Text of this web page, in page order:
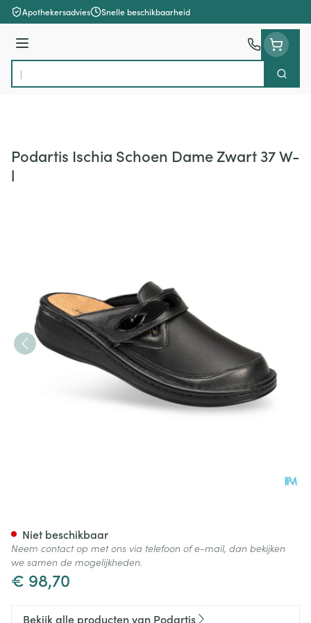
Ga naar de inhoud
Apothekersadvies Snelle beschikbaarheid
Menu
Product, merk, categorie...
Zoek
Podartis Ischia Schoen Dame Zwart 37 W-
l
€ 98,70
Niet beschikbaar
Neem contact op met ons via telefoon of e-mail, dan bekijken
we samen de mogelijkheden.
Bekijk alle producten van Podartis